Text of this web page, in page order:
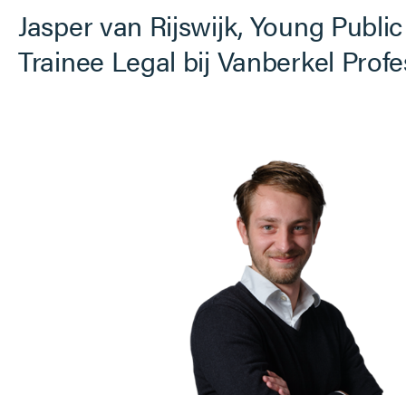
Vacatures
Jasper van Rijswijk, Young
Trainee Legal bij Vanberkel